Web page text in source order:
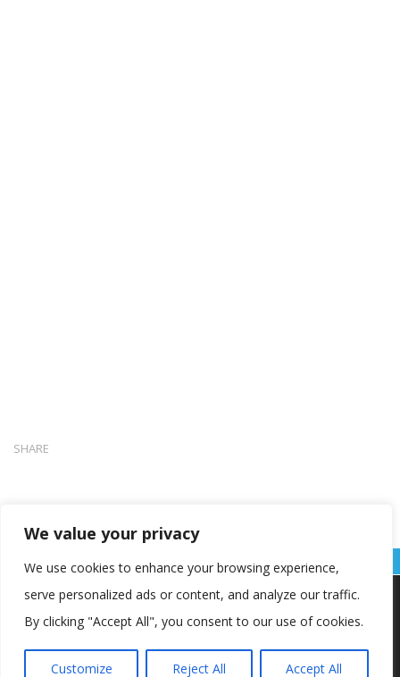
We value your privacy
We use cookies to enhance your browsing experience,
serve personalized ads or content, and analyze our traffic.
By clicking "Accept All", you consent to our use of cookies.
Customize Reject All Accept All
SHARE
Koristimo kolačiće kako bismo vam pružili najbolje iskustvo na
našoj web stranici.
Informacije o kolačićima koje koristimo ili opcije za